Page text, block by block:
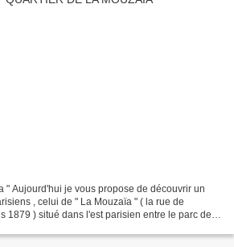
" Aujourd'hui je vous propose de découvrir un
, celui de " La Mouzaïa " ( la rue de
1879 ) situé dans l'est parisien entre le parc des